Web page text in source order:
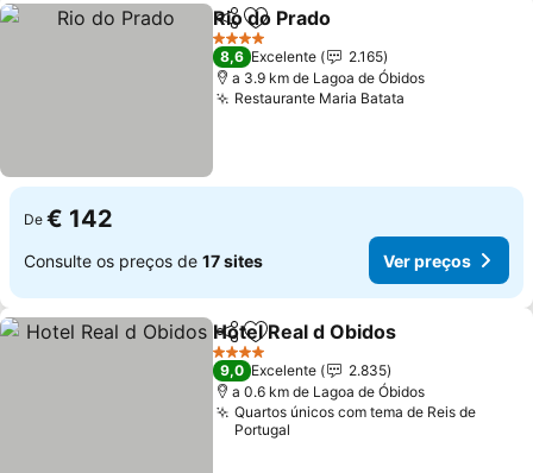
PartilharAdicionar aos favoritos
Rio do Prado
4 Estrelas
8,6 Excelente
2.165
a 3.9 km de Lagoa de Óbidos
Restaurante Maria Batata
De € 142
Consulte os preços de 17 sites Ver preços
PartilharAdicionar aos favoritos
Hotel Real d Obidos
4 Estrelas
9,0 Excelente
2.835
a 0.6 km de Lagoa de Óbidos
Quartos únicos com tema de Reis de
Portugal